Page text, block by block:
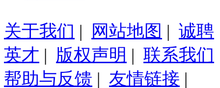
关于我们 | 网站地图 | 诚聘
英才 | 版权声明 | 联系我们
帮助与反馈 | 友情链接 |